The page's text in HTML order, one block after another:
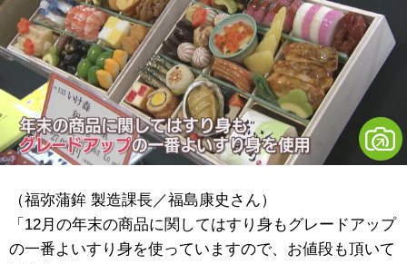
（福弥蒲鉾 製造課長／福島康史さん）
「12月の年末の商品に関してはすり身もグレードアップ
の一番よいすり身を使っていますので、お値段も頂いて